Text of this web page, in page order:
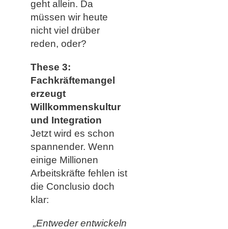
geht allein. Da
müssen wir heute
nicht viel drüber
reden, oder?
These 3:
Fachkräftemangel
erzeugt
Willkommenskultur
und Integration
Jetzt wird es schon
spannender. Wenn
einige Millionen
Arbeitskräfte fehlen ist
die Conclusio doch
klar:
„Entweder entwickeln